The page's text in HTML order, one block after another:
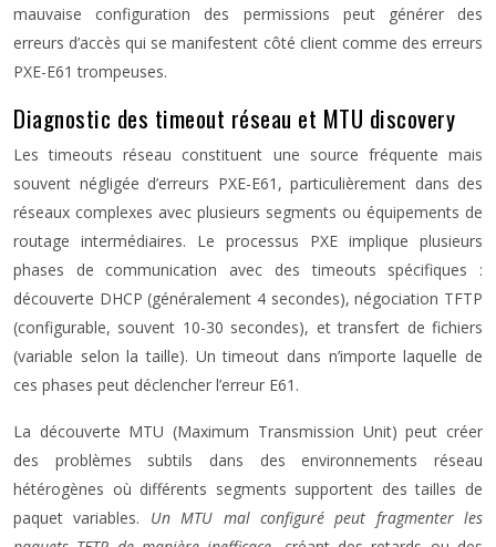
mauvaise configuration des permissions peut générer des
erreurs d’accès qui se manifestent côté client comme des erreurs
PXE-E61 trompeuses.
Diagnostic des timeout réseau et MTU discovery
Les timeouts réseau constituent une source fréquente mais
souvent négligée d’erreurs PXE-E61, particulièrement dans des
réseaux complexes avec plusieurs segments ou équipements de
routage intermédiaires. Le processus PXE implique plusieurs
phases de communication avec des timeouts spécifiques :
découverte DHCP (généralement 4 secondes), négociation TFTP
(configurable, souvent 10-30 secondes), et transfert de fichiers
(variable selon la taille). Un timeout dans n’importe laquelle de
ces phases peut déclencher l’erreur E61.
La découverte MTU (Maximum Transmission Unit) peut créer
des problèmes subtils dans des environnements réseau
hétérogènes où différents segments supportent des tailles de
paquet variables. Un MTU mal configuré peut fragmenter les